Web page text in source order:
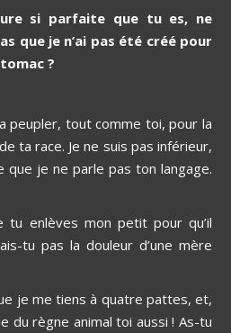
si parfaite que tu es, ne
que je n’ai pas été créé pour
?
peupler, tout comme toi, pour la
ta race. Je ne suis pas inférieur,
je ne parle pas ton langage.
tu enlèves mon petit pour qu’il
tu pas la douleur d’une mère
je me tiens à quatre pattes, et,
du règne animal toi aussi ! As-tu